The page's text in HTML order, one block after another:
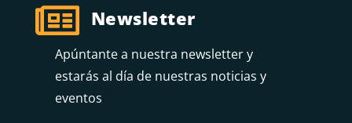
 Newsletter
Apúntante a nuestra newsletter y
estarás al día de nuestras noticias y
eventos